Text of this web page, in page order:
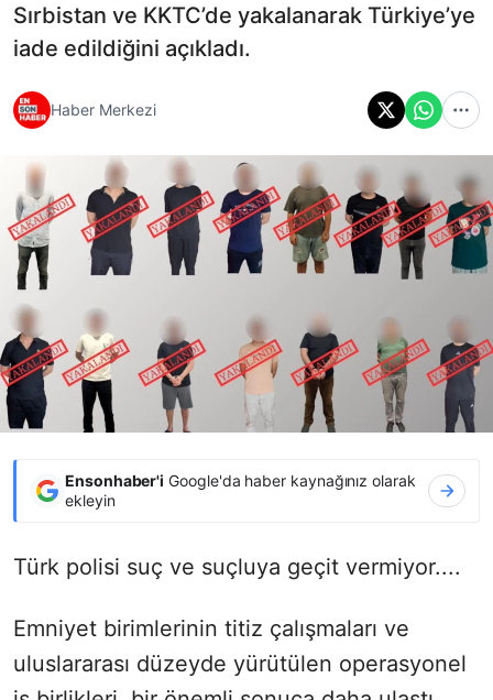
Sırbistan ve KKTC’de yakalanarak Türkiye’ye
iade edildiğini açıkladı.
Haber Merkezi
Ensonhaber'i Google'da haber kaynağınız olarak
ekleyin
Türk polisi suç ve suçluya geçit vermiyor....
Emniyet birimlerinin titiz çalışmaları ve
uluslararası düzeyde yürütülen operasyonel